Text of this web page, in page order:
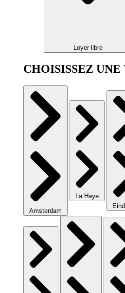
Loyer libre
CHOISISSEZ
Amsterdam
La Haye